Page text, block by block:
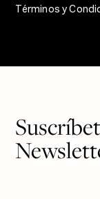
Términos y